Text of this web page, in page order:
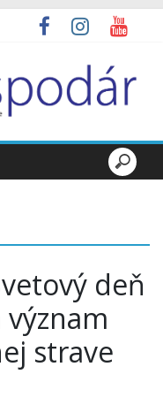
deň
strave